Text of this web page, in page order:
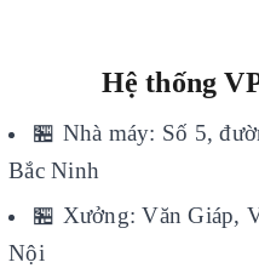
Hệ thống
🏪 Nhà máy: Số 5,
Bắc Ninh
🏪 Xưởng: Văn Giáp,
Nội